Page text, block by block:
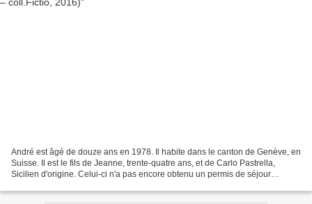
André est âgé de douze ans en 1978. Il habite dans le canton de Genève, en
Suisse. Il est le fils de Jeanne, trente-quatre ans, et de Carlo Pastrella,
Sicilien d'origine. Celui-ci n'a pas encore obtenu un permis de séjour